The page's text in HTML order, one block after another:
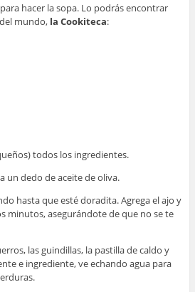
hacer la sopa. Lo podrás encontrar
mundo, la Cookiteca:
todos los ingredientes.
un dedo de aceite de oliva.
hasta que esté doradita. Agrega el ajo y
minutos, asegurándote de que no se te
las guindillas, la pastilla de caldo y
e ingrediente, ve echando agua para